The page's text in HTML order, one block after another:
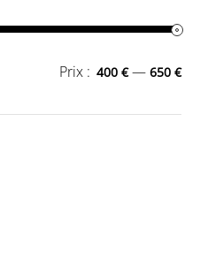
Prix : 400 €—650 €